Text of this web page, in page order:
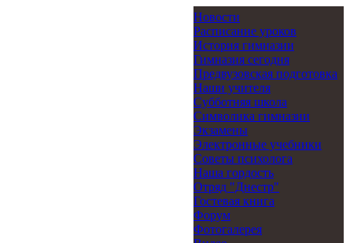
Новости
Расписание уроков
История гимназии
Гимназия сегодня
Предвузовская подготовка
Наши учителя
Субботняя школа
Символика гимназии
Экзамены
Электронные учебники
Советы психолога
Наша гордость
Отряд "Днестр"
Гостевая книга
Форум
Фотогалерея